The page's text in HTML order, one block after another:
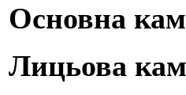
Основна
Лицьова